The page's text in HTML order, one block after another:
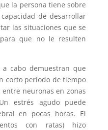
la persona tiene sobre
de desarrollar
las situaciones que se
que no le resulten
a cabo demuestran que
corto período de tiempo
neuronas en zonas
estrés agudo puede
en pocas horas. El
con ratas) hizo